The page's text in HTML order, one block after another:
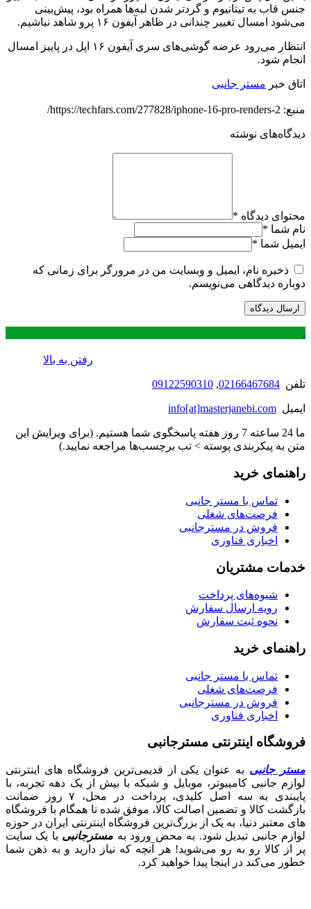
جنس قاب به تیتانیوم و گردتر شدن لبه‌ها همراه بود، پیش‌بینی
می‌شود امسال تغییر چندانی در ظاهر آیفون ۱۶ پرو شاهد نباشیم.
انتظار می‌رود عرضه گوشی‌های سری آیفون ۱۶ اپل در پاییز امسال
انجام شود.
اتاق خبر مستر جانبی
منبع: https://techfars.com/277828/iphone-16-pro-renders-2/
دیدگاه‌های نوشته
محتوای دیدگاه *
نام شما *
ایمیل شما *
ذخیره نام، ایمیل و وبسایت من در مرورگر برای زمانی که
دوباره دیدگاهی می‌نویسم.
.
رفتن به بالا
تلفن 02166467684
,
09122590310
ایمیل info[at]masterjanebi.com
ما 24 ساعته 7 روز هفته پاسخگوی شما هستیم. (برای ویرایش این
متن به پیکربندی پوسته > تب برچسب‌ها مراجعه نمایید.)
راهنمای خرید
تماس با مستر جانبی
فرصت‌های شغلی
فروش در مسترجانبی
اخباری فناوری
خدمات مشتریان
شیوه‌های پرداخت
رویه ارسال سفارش
نحوه ثبت سفارش
راهنمای خرید
تماس با مستر جانبی
فرصت‌های شغلی
فروش در مسترجانبی
اخباری فناوری
فروشگاه اینترنتی مسترجانبی
مستر جانبی به عنوان یکی از قدیمی‌ترین فروشگاه های اینترنتی
لوازم جانبی کامپیوتر، موبایل و شبکه با بیش از یک دهه تجربه، با
پایبندی به سه اصل کلیدی، پرداخت در محل، ۷ روز ضمانت
بازگشت کالا و تضمین اصالت کالا، موفق شده تا همگام با فروشگاه‌
های معتبر دنیا، به یک از بزرگ‌ترین فروشگاه اینترنتی ایران در حوزه
لوازم جانبی تبدیل شود. به محض ورود به مسترجانبی با یک سایت
پر از کالا رو به رو می‌شوید! هر آنچه که نیاز دارید و به ذهن شما
خطور می‌کند در اینجا پیدا خواهید کرد.